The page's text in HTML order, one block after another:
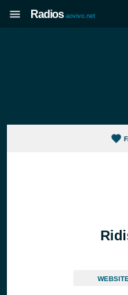
Radios aovivo.net
WEBSITE